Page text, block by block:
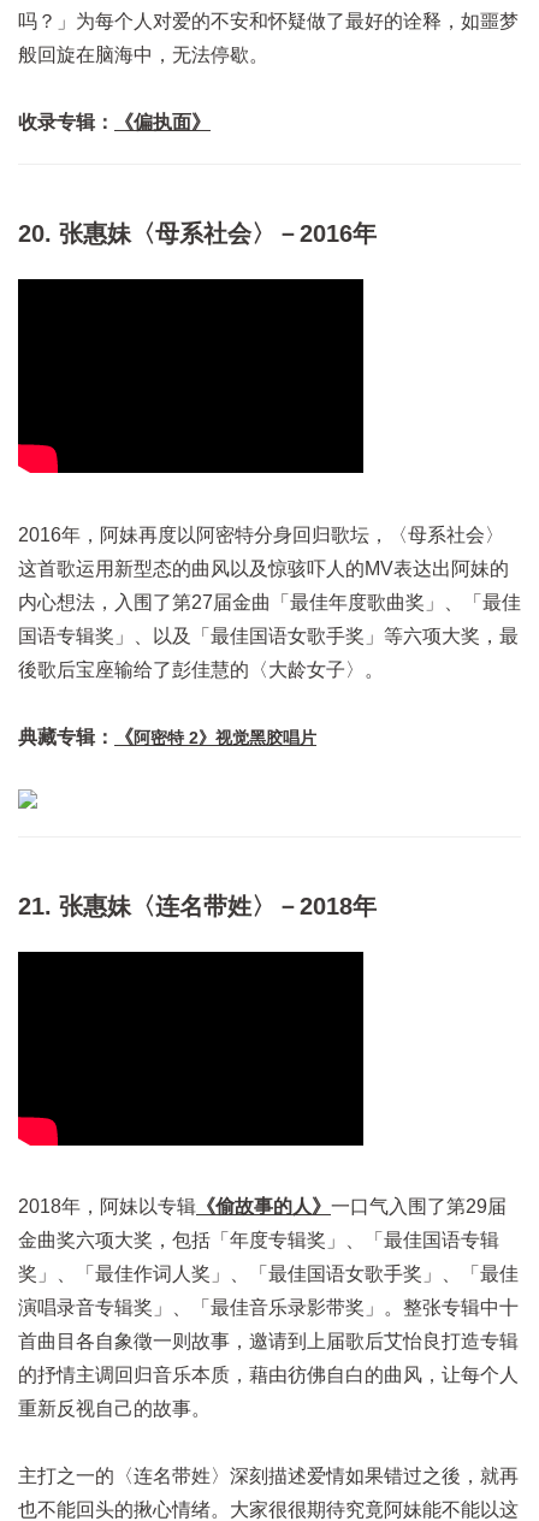
吗？」为每个人对爱的不安和怀疑做了最好的诠释，如噩梦
般回旋在脑海中，无法停歇。
收录专辑： 《偏执面》
20. 张惠妹〈母系社会〉－2016年
2016年，阿妹再度以阿密特分身回归歌坛，〈母系社会〉
这首歌运用新型态的曲风以及惊骇吓人的MV表达出阿妹的
内心想法，入围了第27届金曲「最佳年度歌曲奖」、「最佳
国语专辑奖」、以及「最佳国语女歌手奖」等六项大奖，最
後歌后宝座输给了彭佳慧的〈大龄女子〉。
典藏专辑： 《阿密特 2》视觉黑胶唱片
21. 张惠妹〈连名带姓〉－2018年
2018年，阿妹以专辑 《偷故事的人》 一口气入围了第29届
金曲奖六项大奖，包括「年度专辑奖」、「最佳国语专辑
奖」、「最佳作词人奖」、「最佳国语女歌手奖」、「最佳
演唱录音专辑奖」、「最佳音乐录影带奖」。整张专辑中十
首曲目各自象徵一则故事，邀请到上届歌后艾怡良打造专辑
的抒情主调回归音乐本质，藉由彷佛自白的曲风，让每个人
重新反视自己的故事。
主打之一的〈连名带姓〉深刻描述爱情如果错过之後，就再
也不能回头的揪心情绪。大家很很期待究竟阿妹能不能以这